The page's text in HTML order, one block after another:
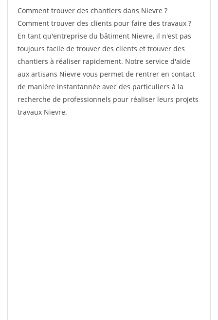
Comment trouver des chantiers dans Nievre ?
Comment trouver des clients pour faire des travaux ?
En tant qu'entreprise du bâtiment Nievre, il n'est pas
toujours facile de trouver des clients et trouver des
chantiers à réaliser rapidement. Notre service d'aide
aux artisans Nievre vous permet de rentrer en contact
de manière instantannée avec des particuliers à la
recherche de professionnels pour réaliser leurs projets
travaux Nievre.